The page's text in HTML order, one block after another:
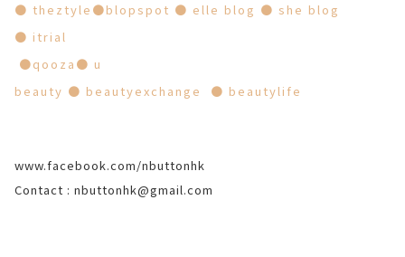
● theztyle ●blopspot ● elle blog ● she blog
● itrial
●qooza ● u
beauty ● beautyexchange ● beautylife
www.facebook.com/nbuttonhk
Contact : nbuttonhk@gmail.com